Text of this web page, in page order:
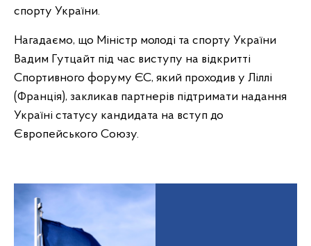
спорту України.
Нагадаємо, що Міністр молоді та спорту України
Вадим Гутцайт під час виступу на відкритті
Спортивного форуму ЄС, який проходив у Ліллі
(Франція), закликав партнерів підтримати надання
Україні статусу кандидата на вступ до
Європейського Союзу.